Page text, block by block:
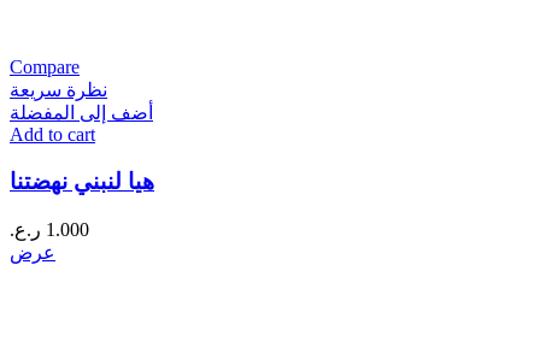
Compare
نظرة سريعة
أضف إلى المفضلة
Add to cart
هيا لنبني نهضتنا
1.000 ر.ع.
عرض